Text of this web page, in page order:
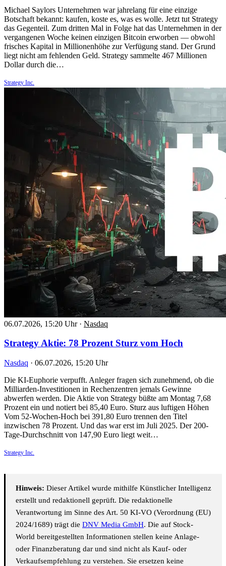
Michael Saylors Unternehmen war jahrelang für eine einzige
Botschaft bekannt: kaufen, koste es, was es wolle. Jetzt tut Strategy
das Gegenteil. Zum dritten Mal in Folge hat das Unternehmen in der
vergangenen Woche keinen einzigen Bitcoin erworben — obwohl
frisches Kapital in Millionenhöhe zur Verfügung stand. Der Grund
liegt nicht am fehlenden Geld. Strategy sammelte 467 Millionen
Dollar durch die…
Strategy Inc.
06.07.2026, 15:20 Uhr · Nasdaq
Strategy Aktie: 78 Prozent Sturz vom Hoch
Nasdaq · 06.07.2026, 15:20 Uhr
Die KI-Euphorie verpufft. Anleger fragen sich zunehmend, ob die
Milliarden-Investitionen in Rechenzentren jemals Gewinne
abwerfen werden. Die Aktie von Strategy büßte am Montag 7,68
Prozent ein und notiert bei 85,40 Euro. Sturz aus luftigen Höhen
Vom 52-Wochen-Hoch bei 391,80 Euro trennen den Titel
inzwischen 78 Prozent. Und das war erst im Juli 2025. Der 200-
Tage-Durchschnitt von 147,90 Euro liegt weit…
Strategy Inc.
Hinweis: Dieser Artikel wurde mithilfe Künstlicher Intelligenz
erstellt und redaktionell geprüft. Die redaktionelle
Verantwortung im Sinne des Art. 50 KI-VO (Verordnung (EU)
2024/1689) trägt die DNV Media GmbH. Die auf Stock-
World bereitgestellten Informationen stellen keine Anlage-
oder Finanzberatung dar und sind nicht als Kauf- oder
Verkaufsempfehlung zu verstehen. Sie ersetzen keine